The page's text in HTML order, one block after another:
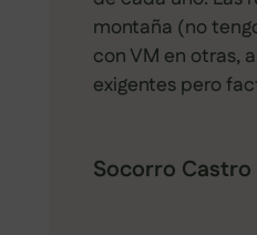
montaña (no
con VM en otras,
exigentes pero
Socorro Castro